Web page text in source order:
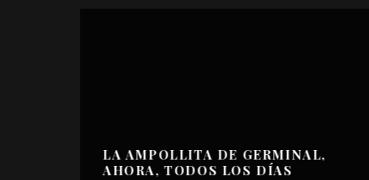
LA AMPOLLITA DE GERMINAL,
AHORA, TODOS LOS DÍAS